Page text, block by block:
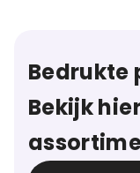
Bedrukte
Bekijk